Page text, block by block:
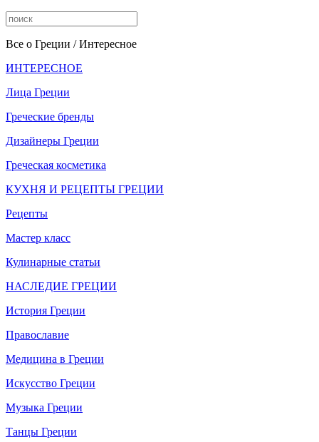
Все о Греции / Интересное
ИНТЕРЕСНОЕ
Лица Греции
Греческие бренды
Дизайнеры Греции
Греческая косметика
КУХНЯ И РЕЦЕПТЫ ГРЕЦИИ
Рецепты
Мастер класс
Кулинарные статьи
НАСЛЕДИЕ ГРЕЦИИ
История Греции
Православие
Медицина в Греции
Искусство Греции
Музыка Греции
Танцы Греции